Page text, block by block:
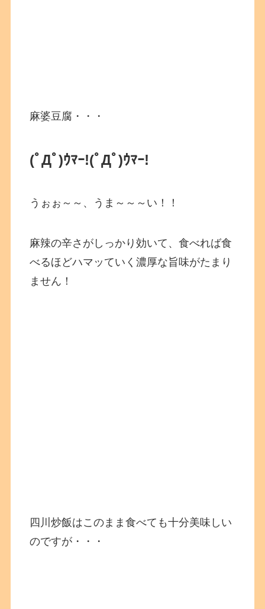
麻婆豆腐・・・
(ﾟДﾟ)ｳﾏｰ!(ﾟДﾟ)ｳﾏｰ!
うぉぉ～～、うま～～～い！！
麻辣の辛さがしっかり効いて、食べれば食
べるほどハマッていく濃厚な旨味がたまり
ません！
四川炒飯はこのまま食べても十分美味しい
のですが・・・